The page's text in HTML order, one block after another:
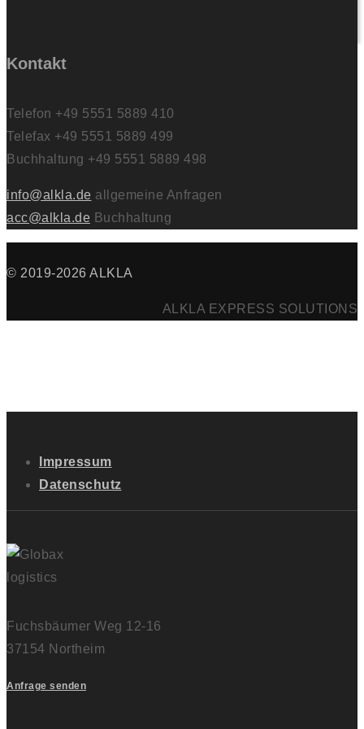
Kontakt
Telefon +49 5551 5889 410
Telefax +49 5551 5889 499
Buchhaltung +49 5551 5889 498
info@alkla.de allgemeine Anfragen
acc@alkla.de Buchhaltung
© 2019-2026 ALKLA
ALKLA EXPRESS SOLUTIONS
Impressum
Datenschutz
Fuchsbäumer Weg 12-16
37154 Northeim
Anfrage senden